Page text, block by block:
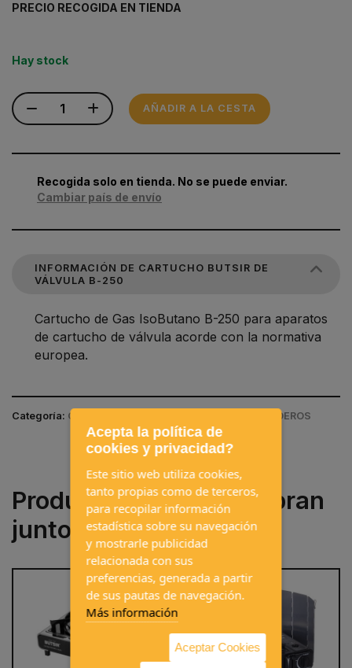
PRECIO RECOGIDA EN TIENDA
Hay stock
AÑADIR A LA CESTA
Recogida solo en tienda. No se puede enviar.
Cambiar país de envío
INFORMACIÓN DE CARTUCHO BUTSIR DE
VÁLVULA B-250
Cartucho de Gas IsoButano B-250 para aparatos
de cartucho de válvula acorde con la normativa
europea.
Categoría: COCINA, AGUA Y WC / COCINAS Y FREGADEROS
Productos que se compran
juntos a menudo
Acepta la política de
cookies y privacidad?
Este sitio web utiliza cookies,
tanto propias como de terceros,
para recopilar información
estadística sobre su navegación
y mostrarle publicidad
relacionada con sus
preferencias, generada a partir
de sus pautas de navegación.
Más información
Aceptar Cookies